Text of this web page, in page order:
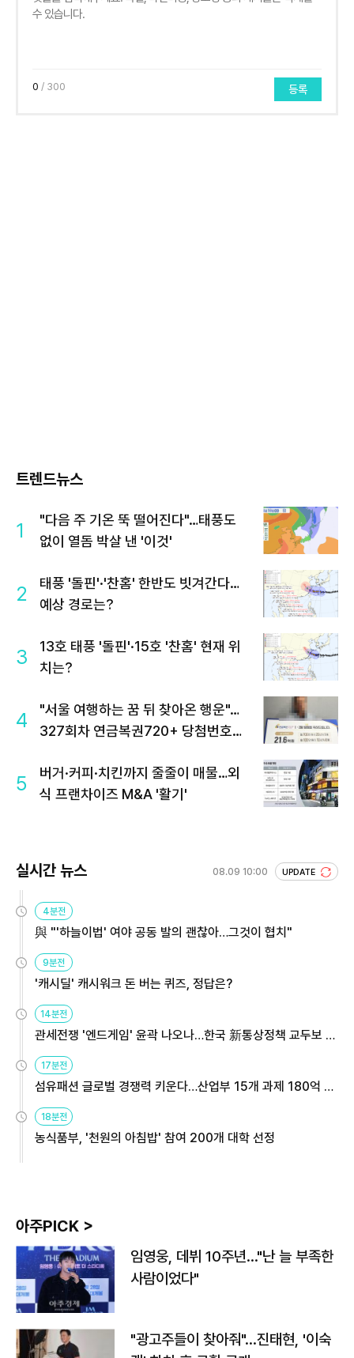
0 / 300 등록
트렌드뉴스
1
"다음 주 기온 뚝 떨어진다"…태풍도
없이 열돔 박살 낸 '이것'
2
태풍 '돌핀'·'찬홈' 한반도 빗겨간다…
예상 경로는?
3
13호 태풍 '돌핀'·15호 '찬홈' 현재 위
치는?
4
"서울 여행하는 꿈 뒤 찾아온 행운"…
327회차 연금복권720+ 당첨번호조
5
버거·커피·치킨까지 줄줄이 매물…외
식 프랜차이즈 M&A '활기'
실시간 뉴스 08.09 10:00 UPDATE
4분전
與 "'하늘이법' 여야 공동 발의 괜찮아…그것이 협치"
9분전
'캐시딜' 캐시워크 돈 버는 퀴즈, 정답은?
14분전
관세전쟁 '엔드게임' 윤곽 나오나…한국 新통상정책 교두보 활
용해야
17분전
섬유패션 글로벌 경쟁력 키운다…산업부 15개 과제 180억 지
원
18분전
농식품부, '천원의 아침밥' 참여 200개 대학 선정
아주PICK >
임영웅, 데뷔 10주년…"난 늘 부족한
사람이었다"
"광고주들이 찾아줘"…진태현, '이숙